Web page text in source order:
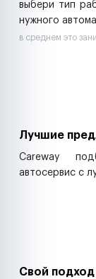
выбери тип
нужного
в среднем это
Лучшие
Careway
автосервис с
Свой